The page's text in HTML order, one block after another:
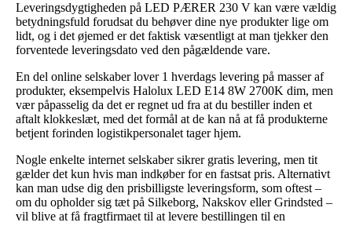
Leveringsdygtigheden på LED PÆRER 230 V kan være vældig
betydningsfuld forudsat du behøver dine nye produkter lige om
lidt, og i det øjemed er det faktisk væsentligt at man tjekker den
forventede leveringsdato ved den pågældende vare.
En del online selskaber lover 1 hverdags levering på masser af
produkter, eksempelvis Halolux LED E14 8W 2700K dim, men
vær påpasselig da det er regnet ud fra at du bestiller inden et
aftalt klokkeslæt, med det formål at de kan nå at få produkterne
betjent forinden logistikpersonalet tager hjem.
Nogle enkelte internet selskaber sikrer gratis levering, men tit
gælder det kun hvis man indkøber for en fastsat pris. Alternativt
kan man udse dig den prisbilligste leveringsform, som oftest –
om du opholder sig tæt på Silkeborg, Nakskov eller Grindsted –
vil blive at få fragtfirmaet til at levere bestillingen til en